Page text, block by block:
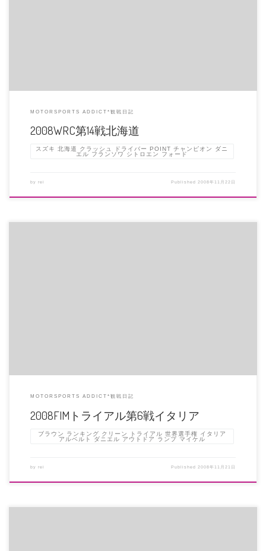
MOTORSPORTS ADDICT*観戦日記
2008WRC第14戦北海道
スズキ 北海道 クラッシュ ドライバー POINT チャンピオン ダニ
エル フランソワ シトロエン フォード
by rei Published2008年11月22日
MOTORSPORTS ADDICT*観戦日記
2008FIMトライアル第6戦イタリア
ブラウン ランキング クリーン トライアル 世界選手権 イタリア
アルベルト ダニエル アウトドア ランプ マイケル
by rei Published 2008年11月21日